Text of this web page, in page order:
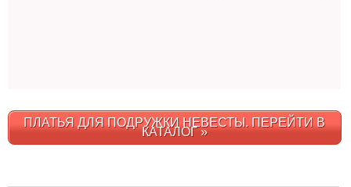
ПЛАТЬЯ ДЛЯ ПОДРУЖКИ НЕВЕСТЫ. ПЕРЕЙТИ В
КАТАЛОГ »